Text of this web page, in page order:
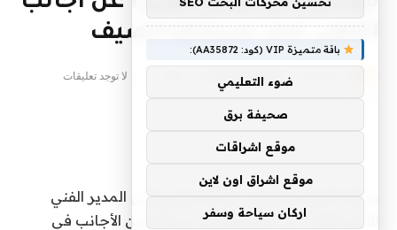
الأهلي قبل ميركاتو الصيف
diwan4arab
لا توجد تعليقات
1 دقائق
يعكف الجنوب أفريقى بيتسو موسيمانى المدير الفني
للنادى الاهلى عن تجهيز تقرير عن اللاعبين الأجانب في
باقة متميزة VIP (كود: AA35872):
ضوء التعليمي
صحيفة برق
موقع اشراقات
موقع اشراق اون لاين
اركان سياحة وسفر